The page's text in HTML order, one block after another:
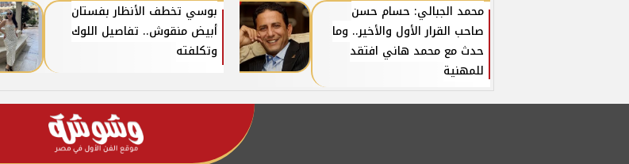
محمد الجبالي: حسام حسن
صاحب القرار الأول والأخير.. وما
حدث مع محمد هاني افتقد
للمهنية
بوسي تخطف الأنظار بفستان
أبيض منقوش.. تفاصيل اللوك
وتكلفته